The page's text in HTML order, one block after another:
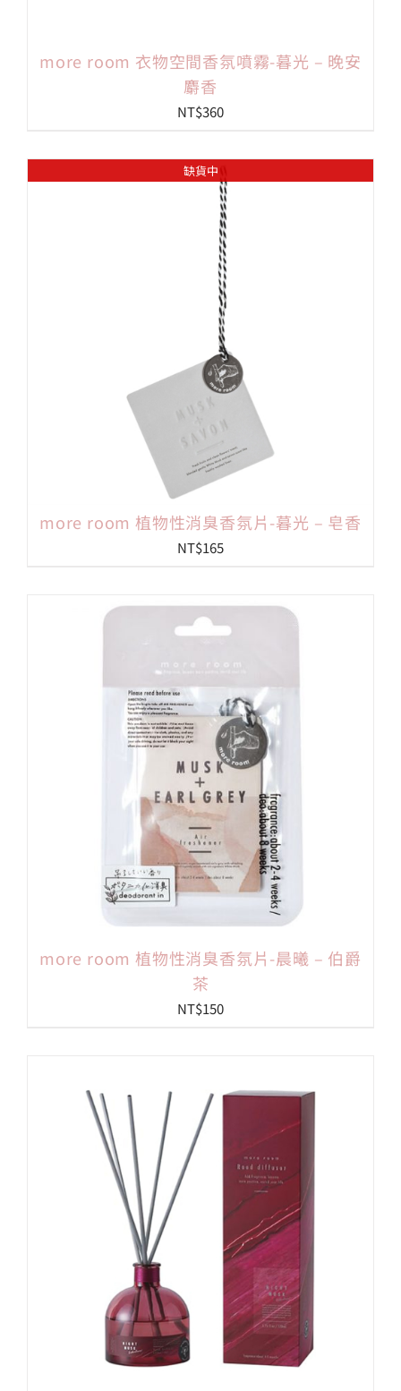
more room 衣物空間香氛噴霧-暮光 – 晚安
麝香
NT$360
缺貨中
more room 植物性消臭香氛片-暮光 – 皂香
NT$165
more room 植物性消臭香氛片-晨曦 – 伯爵
茶
NT$150